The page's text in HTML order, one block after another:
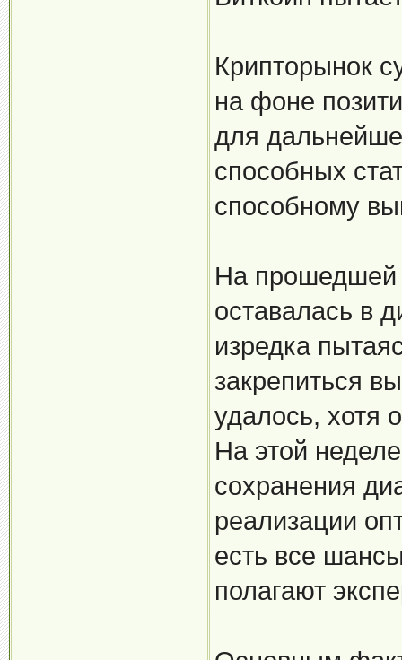
Крипторынок
на фоне
для
способных
способному
На прошедшей
оставалась в
изредка
закрепиться
удалось, хотя
На этой
сохранения
реализации
есть все
полагают